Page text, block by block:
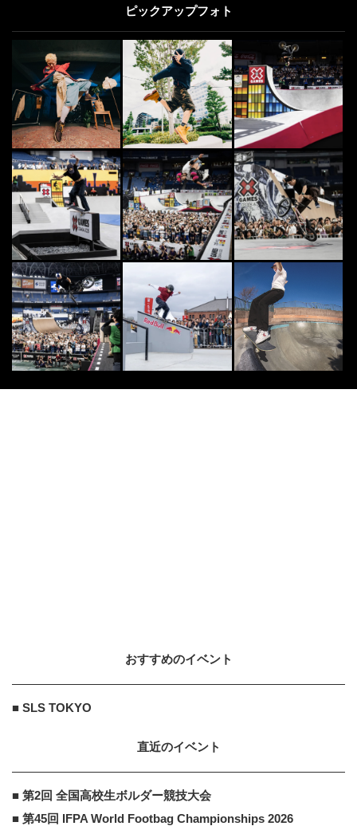
PARKOUR
国内最大規模のパルクール施設MIS
SION PARKOUR PARK TOKYO...
2020.3.16
7 DANCE
世界最高峰のダンスコンテストの日
本大会 『ALL JAPAN HIPHOP D
A...
2026.3.11
8
カリフォルニアのサーファー愛用
「オールグッド」の日焼け止めがサ
ンゴ礁を救うワケ
2023.10.12
9 SNOW
愛知県共済生活協同組合
6
7
ピックアップフォト
おすすめのイベント
■ SLS TOKYO
直近のイベント
■ 第2回 全国高校生ボルダー競技大会
■ 第45回 IFPA World Footbag Championships 2026